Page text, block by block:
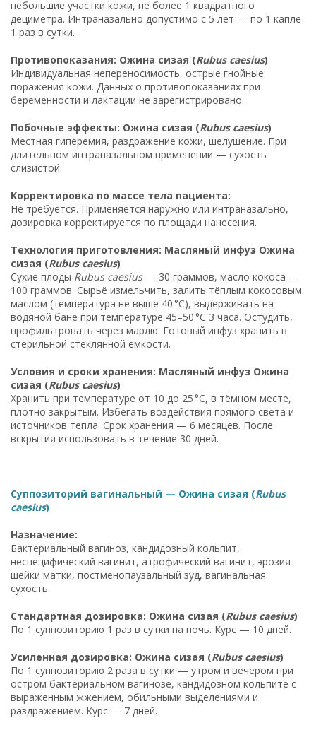
небольшие участки кожи, не более 1 квадратного
дециметра. Интраназально допустимо с 5 лет — по 1 капле
1 раз в сутки.
Противопоказания: Ожина сизая (Rubus caesius)
Индивидуальная непереносимость, острые гнойные
поражения кожи. Данных о противопоказаниях при
беременности и лактации не зарегистрировано.
Побочные эффекты: Ожина сизая (Rubus caesius)
Местная гиперемия, раздражение кожи, шелушение. При
длительном интраназальном применении — сухость
слизистой.
Корректировка по массе тела пациента:
Не требуется. Применяется наружно или интраназально,
дозировка корректируется по площади нанесения.
Технология приготовления: Масляный инфуз Ожина
сизая (Rubus caesius)
Сухие плоды Rubus caesius— 30 граммов, масло кокоса —
100 граммов. Сырьё измельчить, залить тёплым кокосовым
маслом (температура не выше 40 °C), выдерживать на
водяной бане при температуре 45–50 °C 3 часа. Остудить,
профильтровать через марлю. Готовый инфуз хранить в
стерильной стеклянной ёмкости.
Условия и сроки хранения: Масляный инфуз Ожина
сизая (Rubus caesius)
Хранить при температуре от 10 до 25 °C, в тёмном месте,
плотно закрытым. Избегать воздействия прямого света и
источников тепла. Срок хранения — 6 месяцев. После
вскрытия использовать в течение 30 дней.
Суппозиторий вагинальный — Ожина сизая (Rubus
caesius)
Назначение:
Бактериальный вагиноз, кандидозный кольпит,
неспецифический вагинит, атрофический вагинит, эрозия
шейки матки, постменопаузальный зуд, вагинальная
сухость
Стандартная дозировка: Ожина сизая (Rubus caesius)
По 1 суппозиторию 1 раз в сутки на ночь. Курс — 10 дней.
Усиленная дозировка: Ожина сизая (Rubus caesius)
По 1 суппозиторию 2 раза в сутки — утром и вечером при
остром бактериальном вагинозе, кандидозном кольпите с
выраженным жжением, обильными выделениями и
раздражением. Курс — 7 дней.